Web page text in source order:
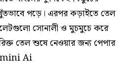
পড়ে। এরপর কড়াইতে তেল
সোনালী ও মুচমুচে করে
তেল শুষে নেওয়ার জন্য পেপার
Ai